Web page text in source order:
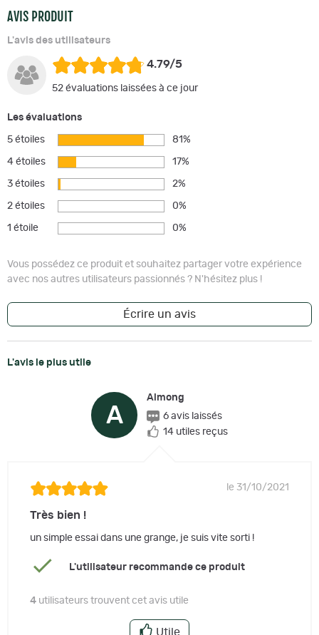
AVIS PRODUIT
L'avis des utilisateurs
4.79/5
52 évaluations laissées à ce jour
Les évaluations
5 étoiles 81%
4 étoiles 17%
3 étoiles 2%
2 étoiles 0%
1 étoile 0%
Vous possédez ce produit et souhaitez partager votre expérience
avec nos autres utilisateurs passionnés ? N'hésitez plus !
Écrire un avis
L'avis le plus utile
A
Almong
6 avis laissés
14 utiles reçus
le 31/10/2021
Très bien !
un simple essai dans une grange, je suis vite sorti !
L'utilisateur recommande ce produit
4 utilisateurs trouvent cet avis utile
Utile